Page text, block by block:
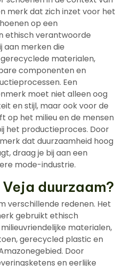
merk dat zich inzet voor het
op een
ethisch verantwoorde
aan merken die
materialen,
componenten en
Een
moet niet alleen oog
en stijl, maar ook voor de
op het milieu en de mensen
het productieproces. Door
dat duurzaamheid hoog
draag je bij aan een
mode-industrie.
duurzaam?
verschillende redenen. Het
gebruikt ethisch
materialen,
gerecycled plastic en
Door
en eerlijke